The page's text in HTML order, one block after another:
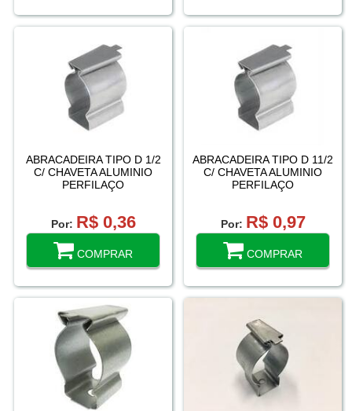
ABRACADEIRA TIPO D 1/2
C/ CHAVETA ALUMINIO
PERFILAÇO
Por: R$ 0,36
COMPRAR
ABRACADEIRA TIPO D 11/2
C/ CHAVETA ALUMINIO
PERFILAÇO
Por: R$ 0,97
COMPRAR